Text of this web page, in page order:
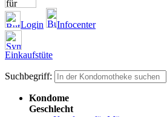
Login Infocenter
Einkaufstüte
Suchbegriff:
Kondome
Geschlecht